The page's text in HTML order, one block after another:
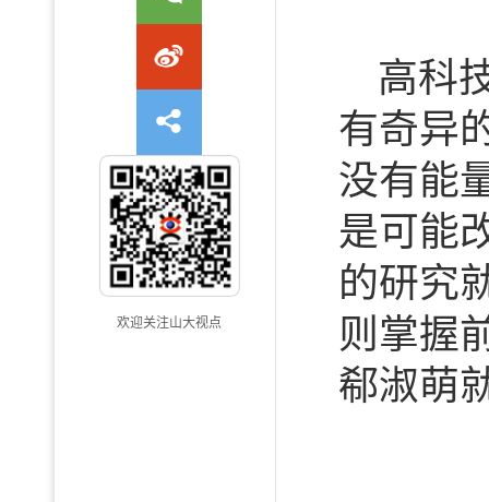
欢迎关注山大视点
高科
有奇异
没有能
是可能
的研究
则掌握
郗淑萌